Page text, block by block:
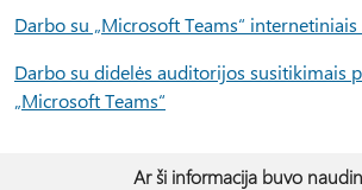
Darbo su „Microsoft Teams“
Darbo su didelės auditorijos susitikimais
„Microsoft Teams“
Ar ši informacija buvo